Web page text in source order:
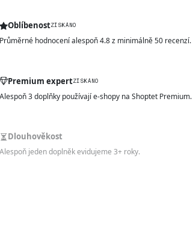
OblíbenostZÍSKÁNO
Průměrné hodnocení alespoň 4.8 z minimálně 50 recenzí.
Premium expertZÍSKÁNO
Alespoň 3 doplňky používají e-shopy na Shoptet Premium.
Dlouhověkost
Alespoň jeden doplněk evidujeme 3+ roky.